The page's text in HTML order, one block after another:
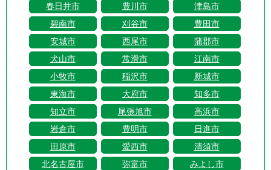
春日井市
豊川市
津島市
碧南市
刈谷市
豊田市
安城市
西尾市
蒲郡市
犬山市
常滑市
江南市
小牧市
稲沢市
新城市
東海市
大府市
知多市
知立市
尾張旭市
高浜市
岩倉市
豊明市
日進市
田原市
愛西市
清須市
北名古屋市
弥富市
みよし市